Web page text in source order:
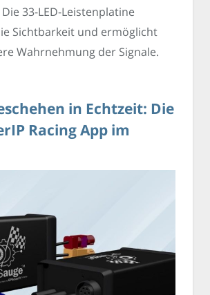
33-LED-Leistenplatine
Sichtbarkeit und ermöglicht
Wahrnehmung der Signale.
in Echtzeit: Die
Racing App im